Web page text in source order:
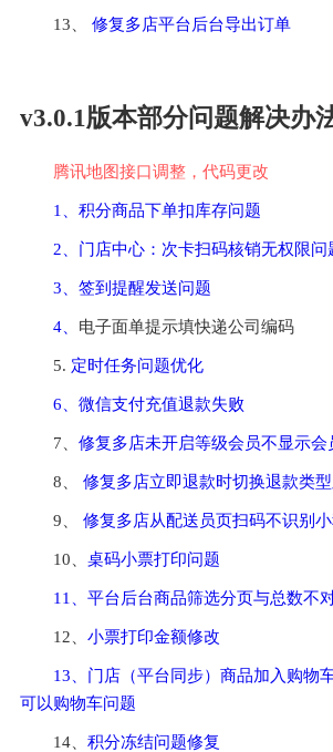
13、 修复多店平台后台导出订单
v3.0.1版本部分问题解决办
腾讯地图接口调整，代码更改
1、积分商品下单扣库存问题
2、门店中心：次卡扫码核销无权限问
3、签到提醒发送问题
4、 电子面单提示填快递公司编码
5. 定时任务问题优化
6、微信支付充值退款失败
7、 修复多店未开启等级会员不显示会
8、 修复多店立即退款时切换退款类
9、 修复多店从配送员页扫码不识别
10、 桌码小票打印问题
11、平台后台商品筛选分页与总数不
12、 小票打印金额修改
13、门店（平台同步）商品加入购物
可以购物车问题
14、 积分冻结问题修复